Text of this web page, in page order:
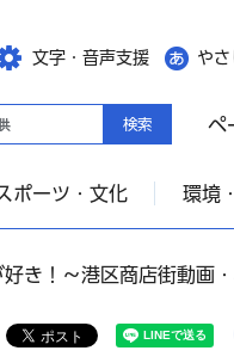
文字・音声支援 や
ペ
ポーツ・文化 環境
き！～港区商店街動画